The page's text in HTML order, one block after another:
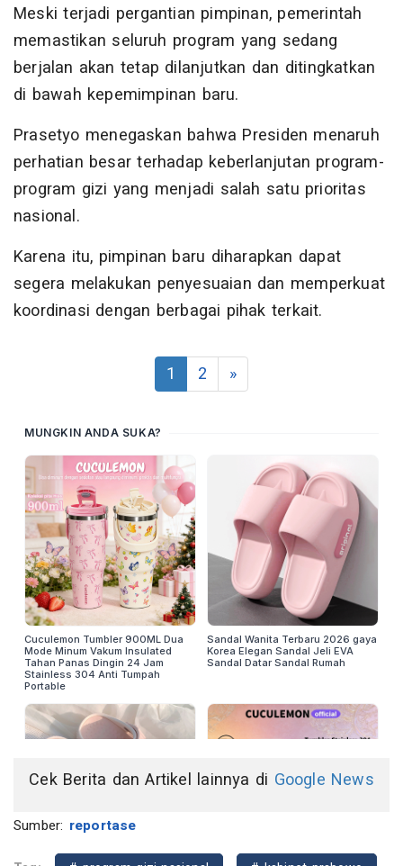
Meski terjadi pergantian pimpinan, pemerintah
memastikan seluruh program yang sedang
berjalan akan tetap dilanjutkan dan ditingkatkan
di bawah kepemimpinan baru.
Prasetyo menegaskan bahwa Presiden menaruh
perhatian besar terhadap keberlanjutan program-
program gizi yang menjadi salah satu prioritas
nasional.
Karena itu, pimpinan baru diharapkan dapat
segera melakukan penyesuaian dan memperkuat
koordinasi dengan berbagai pihak terkait.
1 2 »
Cek Berita dan Artikel lainnya di Google News
Sumber: reportase